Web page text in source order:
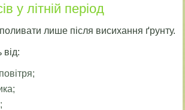
у літній період
лише після висихання ґрунту.